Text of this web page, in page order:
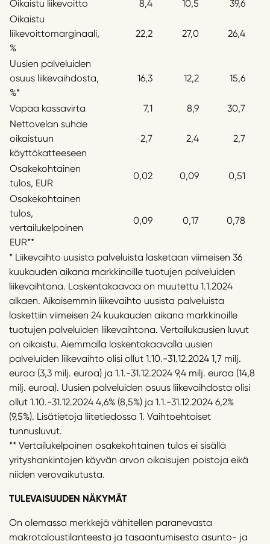
Oikaistu liikevoitto 8,4 10,5
39,6
Oikaistu
liikevoittomarginaali,
%
22,2 27,0 26,4
Uusien palveluiden
osuus liikevaihdosta,
%*
16,3 12,2 15,6
Vapaa kassavirta 7,1 8,9
30,7
Nettovelan suhde
oikaistuun
käyttökatteeseen
2,7 2,4 2,7
Osakekohtainen
tulos, EUR
0,02 0,09
0,51
Osakekohtainen
tulos,
vertailukelpoinen
EUR**
0,09 0,17 0,78
* Liikevaihto uusista palveluista lasketaan viimeisen 36
kuukauden aikana markkinoille tuotujen palveluiden
liikevaihtona. Laskentakaavaa on muutettu 1.1.2024
alkaen. Aikaisemmin liikevaihto uusista palveluista
laskettiin viimeisen 24 kuukauden aikana markkinoille
tuotujen palveluiden liikevaihtona. Vertailukausien luvut
on oikaistu. Aiemmalla laskentakaavalla uusien
palveluiden liikevaihto olisi ollut 1.10.-31.12.2024 1,7 milj.
euroa (3,3 milj. euroa) ja 1.1.-31.12.2024 9,4 milj. euroa (14,8
milj. euroa). Uusien palveluiden osuus liikevaihdosta olisi
ollut 1.10.-31.12.2024 4,6% (8,5%) ja 1.1.-31.12.2024 6,2%
(9,5%). Lisätietoja liitetiedossa 1. Vaihtoehtoiset
tunnusluvut.
** Vertailukelpoinen osakekohtainen tulos ei sisällä
yrityshankintojen käyvän arvon oikaisujen poistoja eikä
niiden verovaikutusta.
TULEVAISUUDEN NÄKYMÄT
On olemassa merkkejä vähitellen paranevasta
makrotaloustilanteesta ja tasaantumisesta asunto- ja